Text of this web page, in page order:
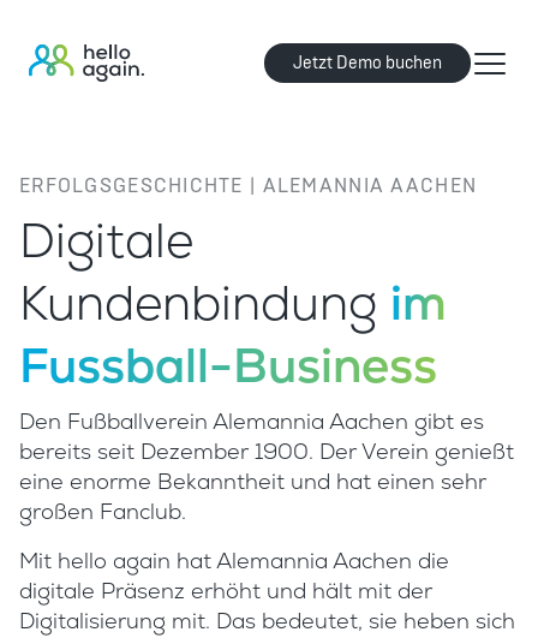
Jetzt Demo buchen
ERFOLGSGESCHICHTE | ALEMANNIA AACHEN
Digitale
Kundenbindung im
Fussball-Business
Den Fußballverein Alemannia Aachen gibt es
bereits seit Dezember 1900. Der Verein genießt
eine enorme Bekanntheit und hat einen sehr
großen Fanclub.
Mit hello again hat Alemannia Aachen die
digitale Präsenz erhöht und hält mit der
Digitalisierung mit. Das bedeutet, sie heben sich